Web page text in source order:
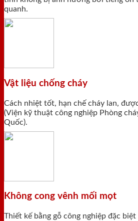
quanh.
Vật liệu chống cháy
Cách nhiệt tốt, hạn chế cháy lan,
(Viện kỹ thuật công nghiệp Phòng
Quốc).
Không cong vênh mối mọt
Thiết kế bằng gỗ công nghiệp đặc biệt